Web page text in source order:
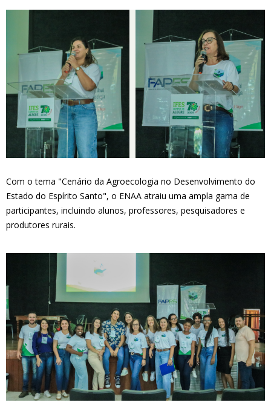
Com o tema "Cenário da Agroecologia no Desenvolvimento do
Estado do Espírito Santo", o ENAA atraiu uma ampla gama de
participantes, incluindo alunos, professores, pesquisadores e
produtores rurais.